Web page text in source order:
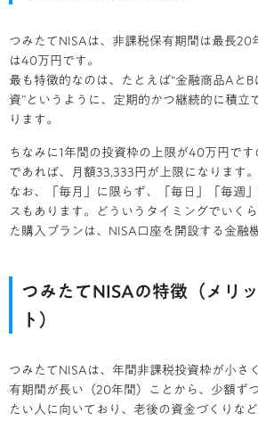
つみたてNISAは、非課税保有期間は最長20
は40万円です。
最も特徴的なのは、たとえば“金融商品Aと
資”というように、定期的かつ継続的に積立
ります。
ちなみに1年間の投資枠の上限が40万円で
であれば、月額33,333円が上限になります。
なお、「毎月」に限らず、「毎日」「毎週
スもあります。どういうタイミングでいく
た購入プランは、NISA口座を開設する金融
つみたてNISAの特徴（メリ
ト）
つみたてNISAは、年間非課税投資枠が小さ
有期間が長い（20年間）ことから、少額ず
たい人に向いており、老後の資金づくりな